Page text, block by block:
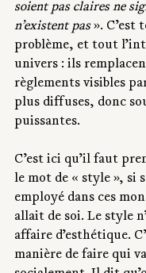
soient pas claires ne
n’existent pas ». C’est
problème, et tout
univers : ils
règlements visibles
plus diffuses, donc
puissantes.
C’est ici qu’il faut
le mot de « style », si
employé dans ces
allait de soi. Le style
affaire d’esthétique.
manière de faire qui